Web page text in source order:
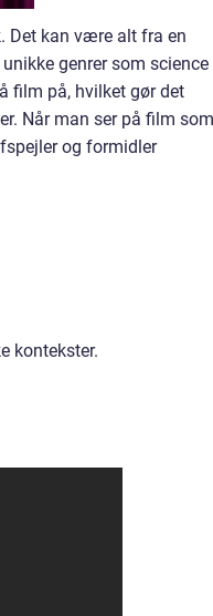
Det kan være alt fra en
genrer som science
film på, hvilket gør det
Når man ser på film som
og formidler
kontekster.